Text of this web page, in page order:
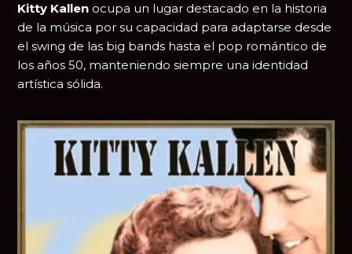
Kitty Kallen ocupa un lugar destacado en la historia
de la música por su capacidad para adaptarse desde
el swing de las big bands hasta el pop romántico de
los años 50, manteniendo siempre una identidad
artística sólida.